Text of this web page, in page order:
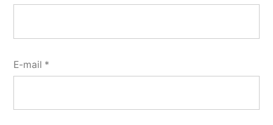
E-mail *